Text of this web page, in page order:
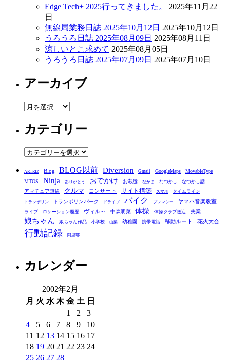
Edge Tech+ 2025行ってきました。
2025年11月22
日
無線局業務日誌 2025年10月12日 2025年10月12日
うろうろ日誌 2025年08月09日 2025年08月11日
涼しいとこ求めて 2025年08月05日
うろうろ日誌 2025年07月09日 2025年07月10日
アーカイブ
ア
カ
イ
ブ
カテゴリー
カ
ゴ
リ
ー
ARTRIZ Blog BLOG以前 Diversion Gmail GoogleMaps
MovableType
MTOS
Ninja ありがとう おでかけ お裁縫 なかま なつかし なつかし話
アマチュア無線 クルマ コンサート サイト構築 スマホ タイムライン
トランポリン トランポリンパーク ドライブ バイク プレマシー ヤマハ音楽教室
ライブ ロケーション履歴 ヴィル～ 中森明菜 体操 体操クラブ送迎 失業
娘ちゃん 娘ちゃん作品 小学校 山梨 幼稚園 携帯電話 移動ルート 花火大会
行動記録 阿里耶
カレンダー
2002年2月
月 火 水 木 金 土 日
1
2
3
4
5 6 7 8 9
10
11 12 13 14 15 16 17
18 19 20 21 22 23 24
25 26 27 28